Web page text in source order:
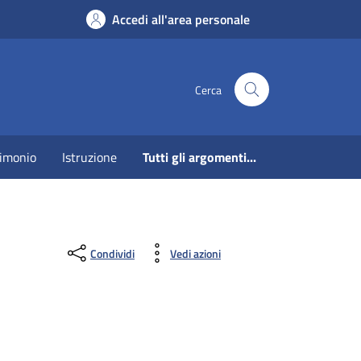
Accedi all'area personale
Cerca
Istruzione Tutti gli argomenti...
Condividi Vedi azioni